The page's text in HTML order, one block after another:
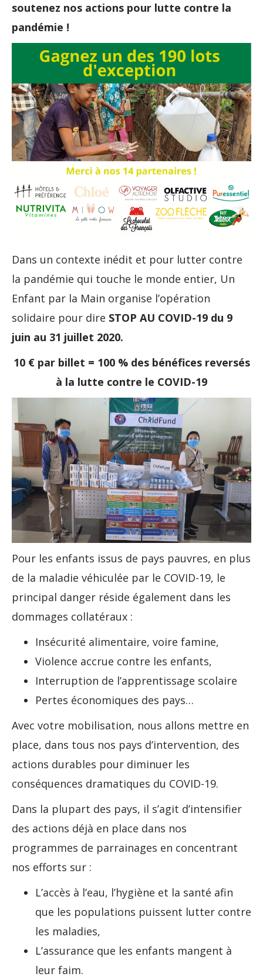
soutenez nos actions pour lutte contre la
pandémie !
Dans un contexte inédit et pour lutter contre
la pandémie qui touche le monde entier, Un
Enfant par la Main organise l’opération
solidaire pour dire STOP AU COVID-19 du 9
juin au 31 juillet 2020.
10 € par billet = 100 % des bénéfices reversés
à la lutte contre le COVID-19
Pour les enfants issus de pays pauvres, en plus
de la maladie véhiculée par le COVID-19, le
principal danger réside également dans les
dommages collatéraux :
Insécurité alimentaire, voire famine,
Violence accrue contre les enfants,
Interruption de l’apprentissage scolaire
Pertes économiques des pays…
Avec votre mobilisation, nous allons mettre en
place, dans tous nos pays d’intervention, des
actions durables pour diminuer les
conséquences dramatiques du COVID-19.
Dans la plupart des pays, il s’agit d’intensifier
des actions déjà en place dans nos
programmes de parrainages en concentrant
nos efforts sur :
L’accès à l’eau, l’hygiène et la santé afin
que les populations puissent lutter contre
les maladies,
L’assurance que les enfants mangent à
leur faim.